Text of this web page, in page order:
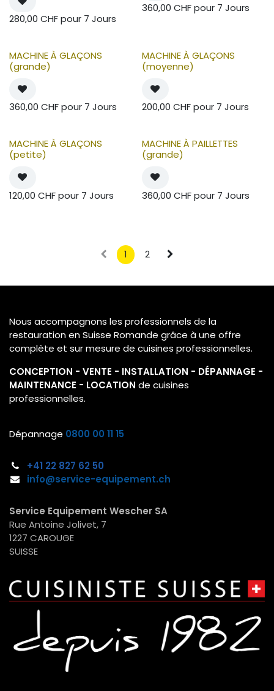
280,00 CHFpour 7 Jours
360,00 CHFpour 7 Jours
MACHINE À GLAÇONS
(grande)
360,00 CHFpour 7 Jours
MACHINE À GLAÇONS
(moyenne)
200,00 CHFpour 7 Jours
MACHINE À GLAÇONS
(petite)
120,00 CHFpour 7 Jours
MACHINE À PAILLETTES
(grande)
360,00 CHFpour 7 Jours
1 2
Nous accompagnons les professionnels de la
restauration en Suisse Romande grâce à une offre
complète et sur mesure de cuisines professionnelles.
CONCEPTION - VENTE - INSTALLATION - DÉPANNAGE -
MAINTENANCE - LOCATION de cuisines
professionnelles.
Dépannage 0800 00 11 15
+41 22 827 62 50
info@service-equipement.ch​
Service Equipement Wescher SA
Rue Antoine Jolivet, 7
1227 CAROUGE
SUISSE